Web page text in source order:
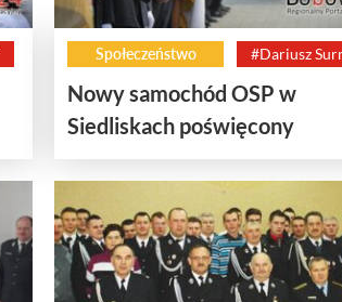
Społeczeństwo #Dariusz
Nowy samochód OSP w
Siedliskach poświęcony